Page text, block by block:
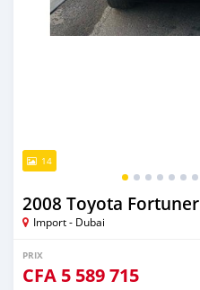
14
2008 Toyota Fortuner
Import - Dubai
PRIX
CFA 5 589 715